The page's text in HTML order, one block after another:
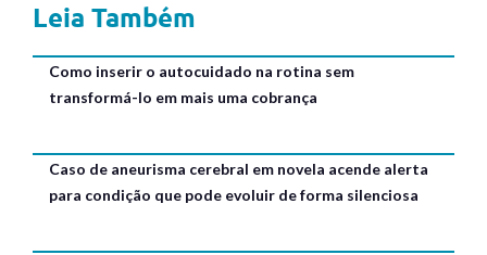
Leia Também
Como inserir o autocuidado na rotina sem
transformá-lo em mais uma cobrança
Caso de aneurisma cerebral em novela acende alerta
para condição que pode evoluir de forma silenciosa